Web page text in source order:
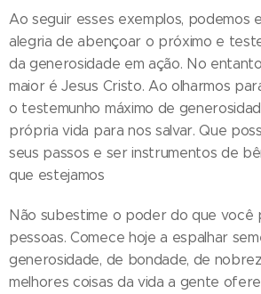
Ao seguir esses exemplos, podemos
alegria de abençoar o próximo e
da generosidade em ação. No
maior é Jesus Cristo. Ao olharmos
o testemunho máximo de
própria vida para nos salvar. Que
seus passos e ser instrumentos de
que estejamos
Não subestime o poder do que
pessoas. Comece hoje a espalhar
generosidade, de bondade, de
melhores coisas da vida a gente